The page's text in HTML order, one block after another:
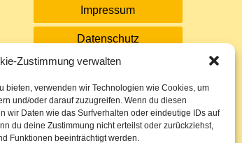
Zustimmung verwalten
bieten, verwenden wir Technologien wie Cookies, um
und/oder darauf zuzugreifen. Wenn du diesen
wir Daten wie das Surfverhalten oder eindeutige IDs auf
du deine Zustimmung nicht erteilst oder zurückziehst,
Funktionen beeinträchtigt werden.
Impressum
Datenschutz
Sitemap
Cookie-Richtlinie (EU)